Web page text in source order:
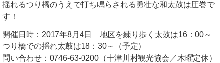
揺れるつり橋のうえで打ち鳴らされる勇壮な和太鼓は圧巻で
す！
開催日時：2017年8月4日 地区を練り歩く太鼓は16：00～
つり橋での揺れ太鼓は18：30～（予定）
問い合わせ：0746-63-0200（十津川村観光協会／木曜定休）